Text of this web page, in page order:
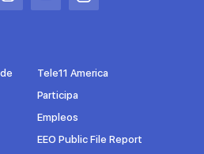
Abrir
pestaña
Abrir
pestaña
Abrir
pestaña
Tele11 America
Participa
Empleos
EEO Public File Report